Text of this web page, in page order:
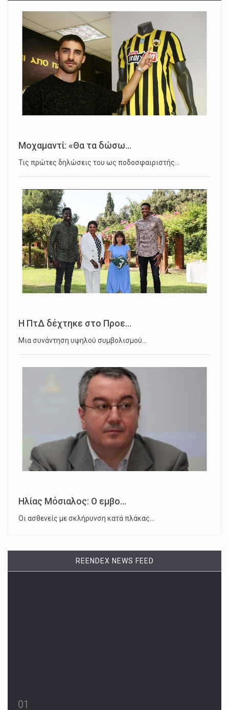
Μοχαμαντί: «Θα τα δώσω...
Τις πρώτες δηλώσεις του ως ποδοσφαιριστής…
Η ΠτΔ δέχτηκε στο Προε...
Μια συνάντηση υψηλού συμβολισμού…
Ηλίας Μόσιαλος: Ο εμβο...
Οι ασθενείς με σκλήρυνση κατά πλάκας…
REENDEX NEWS FEED
01